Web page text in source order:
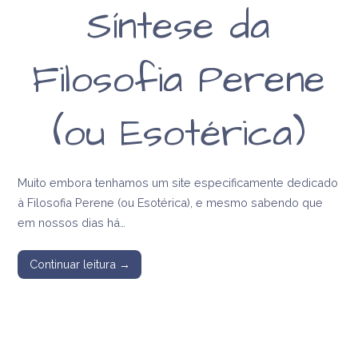
Síntese da
Filosofia Perene
(ou Esotérica)
Muito embora tenhamos um site especificamente dedicado
à Filosofia Perene (ou Esotérica), e mesmo sabendo que
em nossos dias há…
Continuar leitura →